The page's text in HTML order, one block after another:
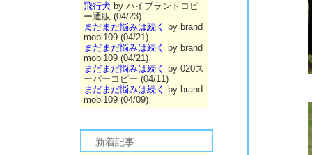
飛行犬 by ハイブランドコピ
ー通販 (04/23)
まだまだ悩みは続く
by brand
mobi109 (04/21)
まだまだ悩みは続く
by brand
mobi109 (04/21)
まだまだ悩みは続く
by 020ス
ーパーコピー (04/11)
まだまだ悩みは続く
by brand
mobi109 (04/09)
新着記事